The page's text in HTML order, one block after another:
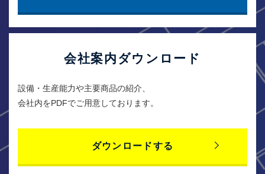
会社案内ダウンロード
設備・生産能力や主要商品の紹介、
会社内をPDFでご用意しております。
ダウンロードする